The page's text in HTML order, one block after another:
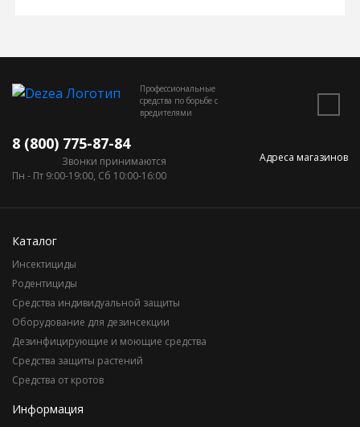
Профессиональные
средства по борьбе с
вредителями
Адреса магазинов
8 (800) 775-87-84
Звонки принимаются
Пн - Пт 9:00-19:00, Сб 10:00-16:00
Каталог
Инсектициды
Родентициды
Средства индивидуальной защиты
Оборудование для дезинсекции
Дезинфицирующие и моющие средства
Средства защиты растений
Средства от кротов
Информация